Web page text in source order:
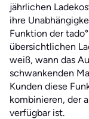
jährlichen
ihre
Funktion der
übersichtlichen
weiß, wann das
schwankenden
Kunden diese
kombinieren, der
verfügbar ist.